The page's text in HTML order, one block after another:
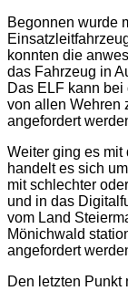
Begonnen wurde
konnten die
das Fahrzeug in
Das ELF kann
von allen Wehren
angefordert
Weiter ging es mit
handelt es sich
mit schlechter
und in das
vom Land
Mönichwald
angefordert
Den letzten Punkt